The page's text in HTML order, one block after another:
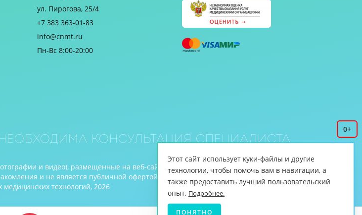
ул. Пирогова, 25/4
+7 383 363-01-83
info@cnmt.ru
Пн-Вс 8:00-20:00
0+
консультация специалиста
и видео), размещенные на веб-сайте www.cnmt.ru, принадлежит ЦНМТ.
и не является публичной офертой (ст.435 ГК РФ, cт. 437 ГК РФ).
технологий, 2026
Этот сайт использует куки-файлы и другие
технологии, чтобы помочь вам в навигации, а
также предоставить лучший пользовательский
опыт. Подробнее.
ПОНЯТНО